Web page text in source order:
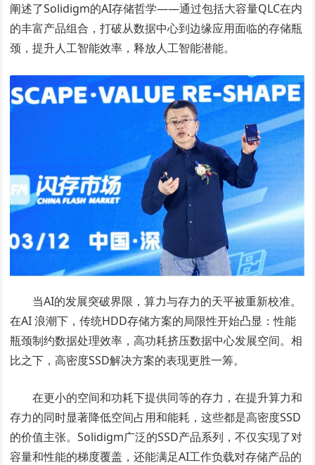
阐述了Solidigm的AI存储哲学——通过包括大容量QLC在内
的丰富产品组合，打破从数据中心到边缘应用面临的存储瓶
颈，提升人工智能效率，释放人工智能潜能。
当AI的发展突破界限，算力与存力的天平被重新校准。
在AI 浪潮下，传统HDD存储方案的局限性开始凸显：性能
瓶颈制约数据处理效率，高功耗挤压数据中心发展空间。相
比之下，高密度SSD解决方案的表现更胜一筹。
在更小的空间和功耗下提供同等的存力，在提升算力和
存力的同时显著降低空间占用和能耗，这些都是高密度SSD
的价值主张。Solidigm广泛的SSD产品系列，不仅实现了对
容量和性能的梯度覆盖，还能满足AI工作负载对存储产品的